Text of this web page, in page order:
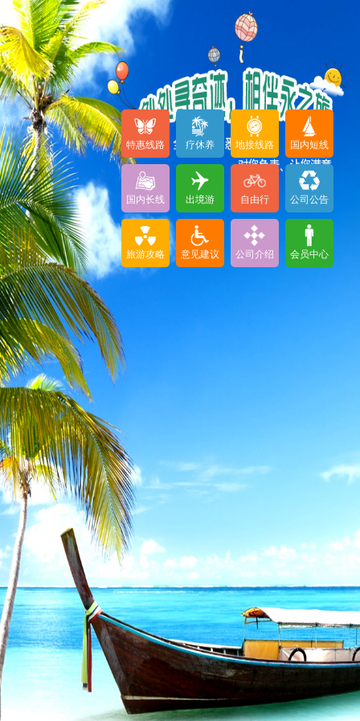
特惠线路 疗休养 地接线路 国内短线
国内长线 出境游 自由行 公司公告
旅游攻略 意见建议 公司介绍 会员中心